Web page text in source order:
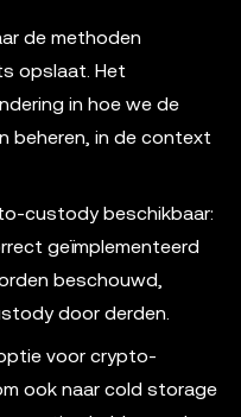
de methoden
opslaat. Het
in hoe we de
beheren, in de context
custody beschikbaar:
geïmplementeerd
beschouwd,
door derden.
voor crypto-
ook naar cold storage